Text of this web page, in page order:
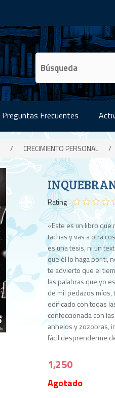
Preguntas Frecuentes
/ CRECIMIENTO PERSONAL /
Rating
«Este es un libro
tachas y vas a otra
es una tesis, ni un
que él lo haga por ti,
te advierto que el
las palabras que yo
de mil pedazos míos,
edificado con todas
confeccionada con
anhelos y zozobras,
fácil desprenderme
1,250
Agotado